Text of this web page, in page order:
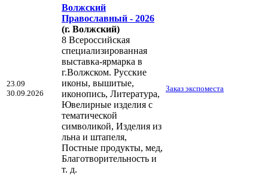
23.09
30.09.2026
Волжский
Православный - 2026
(г. Волжский)
8 Всероссийская
специализированная
выставка-ярмарка в
г.Волжском. Русские
иконы, вышитые,
иконопись, Литература,
Ювелирные изделия с
тематической
символикой, Изделия из
льна и штапеля,
Постные продукты, мед,
Благотворительность и
т. д.
Заказ экспоместа